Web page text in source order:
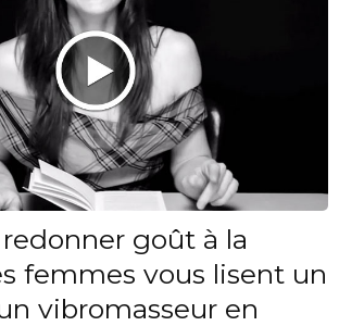
goût à la
femmes vous lisent un
vibromasseur en